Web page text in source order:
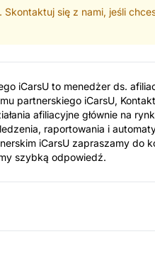
się z nami, jeśli
iCarsU to menedżer ds.
partnerskiego iCarsU,
afiliacyjne głównie na
raportowania i
iCarsU zapraszamy do
szybką odpowiedź.